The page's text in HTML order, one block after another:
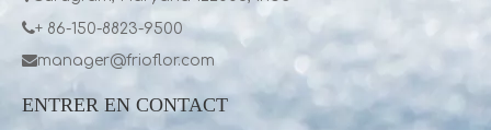
+ 86-150-8823-9500
manager@frioflor.com
ENTRER EN CONTACT